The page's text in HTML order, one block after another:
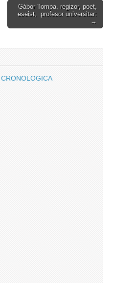
Gábor Tompa, regizor, poet,
eseist, profesor universitar:
→